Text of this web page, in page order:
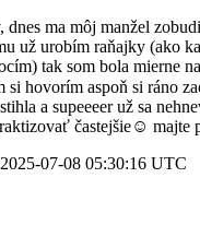
dnes ma môj manžel
už urobím raňajky (ako
tak som bola mierne
si hovorím aspoň si ráno
a supeeeer už sa
častejšie☺️ majte
07-08 05:30:16 UTC